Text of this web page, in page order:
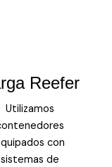
Reefer
Utilizamos
con
sistemas de